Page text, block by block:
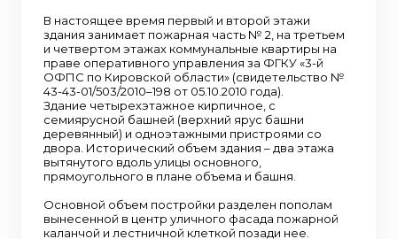
В настоящее время первый и второй этажи
здания занимает пожарная часть № 2, на третьем
и четвертом этажах коммунальные квартиры на
праве оперативного управления за ФГКУ «3-й
ОФПС по Кировской области» (свидетельство №
43-43-01/503/2010–198 от 05.10.2010 года).
Здание четырехэтажное кирпичное, с
семиярусной башней (верхний ярус башни
деревянный) и одноэтажными пристроями со
двора. Исторический объем здания – два этажа
вытянутого вдоль улицы основного,
прямоугольного в плане объема и башня.
Основной объем постройки разделен пополам
вынесенной в центр уличного фасада пожарной
каланчой и лестничной клеткой позади нее.